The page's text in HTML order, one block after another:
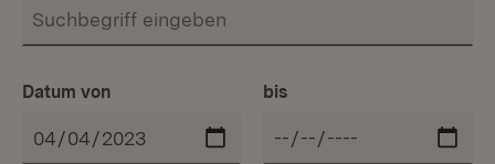
Datum von bis